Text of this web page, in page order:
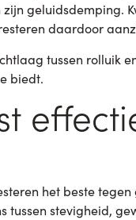
geluidsdemping.
daardoor
tussen rolluik
biedt.
het beste tegen
tussen stevigheid,